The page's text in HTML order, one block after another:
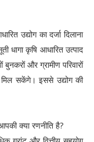
उद्योग का दर्जा दिलाना
धागा कृषि आधारित उत्पाद
और ग्रामीण परिवारों
मिल सकेंगे। इससे उद्योग की
क्या रणनीति है?